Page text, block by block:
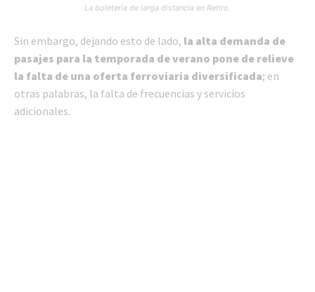
La boletería de larga distancia en Retiro.
Sin embargo, dejando esto de lado, la alta demanda de
pasajes para la temporada de verano pone de relieve
la falta de una oferta ferroviaria diversificada; en
otras palabras, la falta de frecuencias y servicios
adicionales.